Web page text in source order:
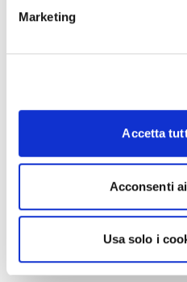
Marketing
Accetta
Acconsenti
Usa solo i